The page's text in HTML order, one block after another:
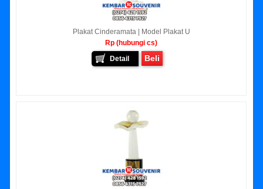
Plakat Cinderamata | Model Plakat U
Rp (hubungi cs)
Detail
Beli